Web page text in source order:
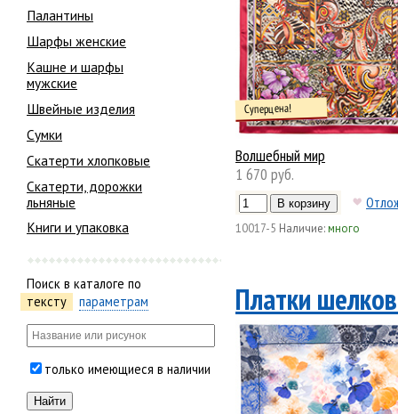
Палантины
Шарфы женские
Кашне и шарфы
мужские
Швейные изделия
Сумки
Скатерти хлопковые
Скатерти, дорожки
льняные
Книги и упаковка
Поиск в каталоге по
тексту
параметрам
только имеющиеся в наличии
Волшебный мир
Суперцена!
1 670 руб.
10017-5 Наличие:много
Платки